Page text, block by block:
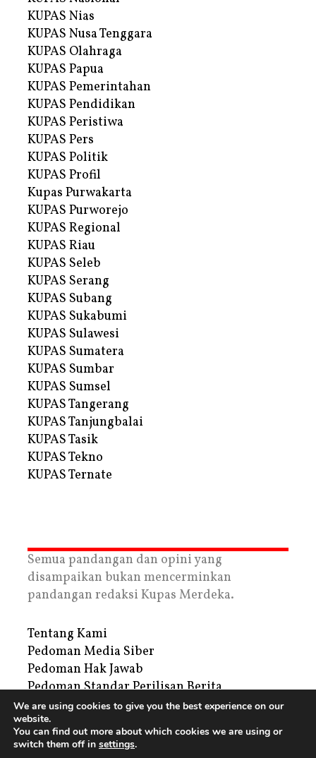
KUPAS Nias
KUPAS Nusa Tenggara
KUPAS Olahraga
KUPAS Papua
KUPAS Pemerintahan
KUPAS Pendidikan
KUPAS Peristiwa
KUPAS Pers
KUPAS Politik
KUPAS Profil
Kupas Purwakarta
KUPAS Purworejo
KUPAS Regional
KUPAS Riau
KUPAS Seleb
KUPAS Serang
KUPAS Subang
KUPAS Sukabumi
KUPAS Sulawesi
KUPAS Sumatera
KUPAS Sumbar
KUPAS Sumsel
KUPAS Tangerang
KUPAS Tanjungbalai
KUPAS Tasik
KUPAS Tekno
KUPAS Ternate
Semua pandangan dan opini yang
disampaikan bukan mencerminkan
pandangan redaksi Kupas Merdeka.
Tentang Kami
Pedoman Media Siber
Pedoman Hak Jawab
Pedoman Standar Perilisan Berita
Privacy Policy
Periklanan
We are using cookies to give you the best experience on our
website.
You can find out more about which cookies we are using or
switch them off in settings.